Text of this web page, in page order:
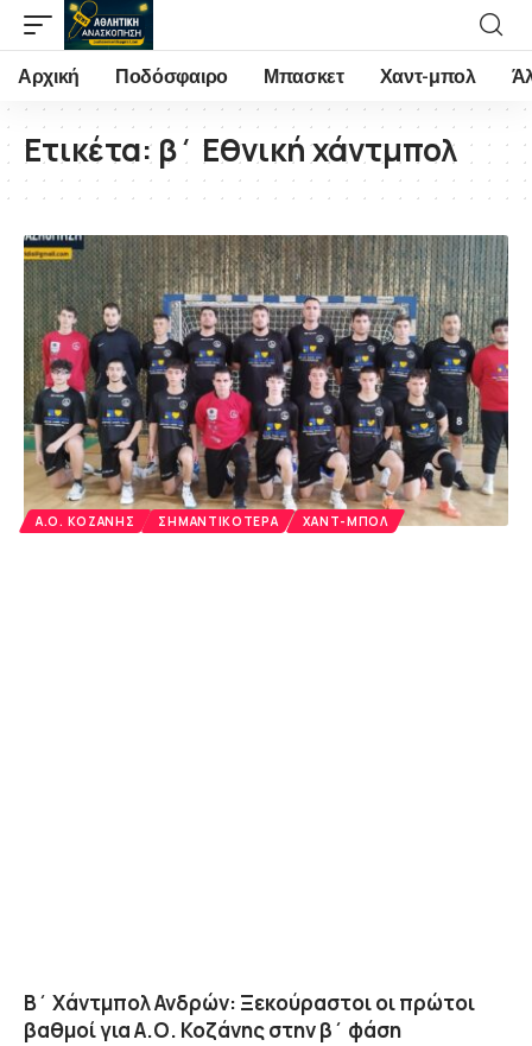
Αρχική Ποδόσφαιρο Μπασκετ Χαντ-μπολ
Ετικέτα:β΄ Εθνική χάντμπολ
Α.Ο. ΚΟΖΆΝΗΣ ΣΗΜΑΝΤΙΚΌΤΕΡΑ ΧΑΝΤ-ΜΠΟΛ
Β΄ Χάντμπολ Ανδρών: Ξεκούραστοι οι πρώτοι
βαθμοί για Α.Ο. Κοζάνης στην β΄ φάση